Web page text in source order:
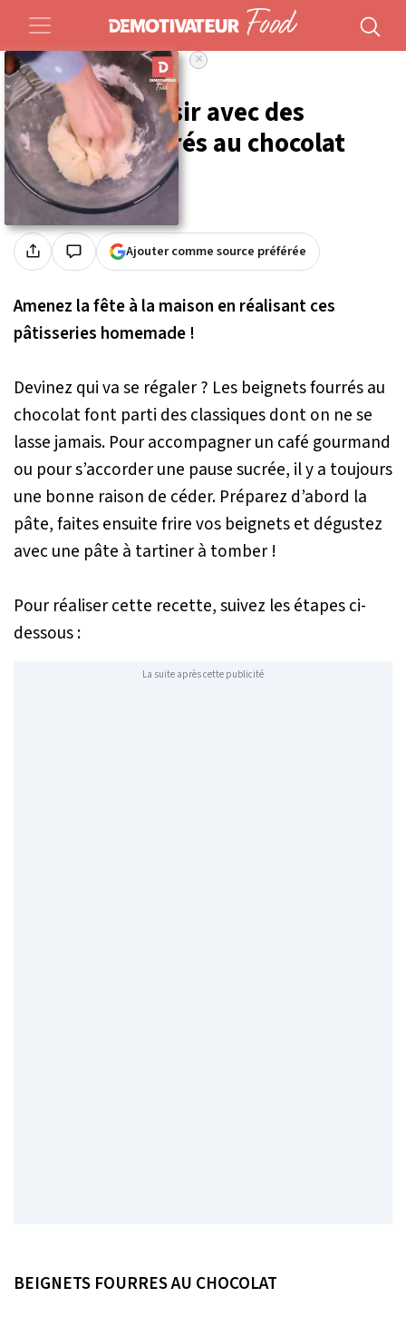
Accueil Food Recettes
On se fait plaisir avec des
beignets fourrés au chocolat
ParCynthia Aldeguer
Publié le 24/02/2021 à 10h49
Ajouter comme source préférée
×
Amenez la fête à la maison en réalisant ces
pâtisseries homemade !
Devinez qui va se régaler ? Les beignets fourrés au
chocolat font parti des classiques dont on ne se
lasse jamais. Pour accompagner un café gourmand
ou pour s’accorder une pause sucrée, il y a toujours
une bonne raison de céder. Préparez d’abord la
pâte, faites ensuite frire vos beignets et dégustez
avec une pâte à tartiner à tomber !
Pour réaliser cette recette, suivez les étapes ci-
dessous :
La suite après cette publicité
BEIGNETS FOURRES AU CHOCOLAT